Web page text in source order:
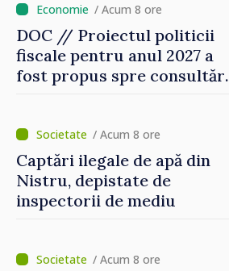
/ Acum 8 ore
DOC // Proiectul politicii
fiscale pentru anul 2027 a
fost propus spre consultări
/ Acum 8 ore
Captări ilegale de apă din
Nistru, depistate de
inspectorii de mediu
/ Acum 8 ore